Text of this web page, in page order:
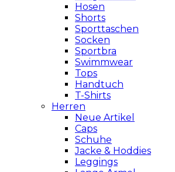
Hosen
Shorts
Sporttaschen
Socken
Sportbra
Swimmwear
Tops
Handtuch
T-Shirts
Herren
Neue Artikel
Caps
Schuhe
Jacke & Hoddies
Leggings